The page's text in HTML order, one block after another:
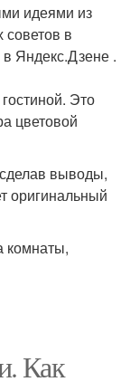
идеями из
советов в
Яндекс.Дзене .
Это
цветовой
выводы,
оригинальный
комнаты,
Как